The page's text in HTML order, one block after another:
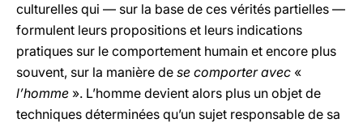
culturelles qui — sur la base de ces vérités partielles —
formulent leurs propositions et leurs indications
pratiques sur le comportement humain et encore plus
souvent, sur la manière de se comporter avec «
l’homme ». L’homme devient alors plus un objet de
techniques déterminées qu’un sujet responsable de sa